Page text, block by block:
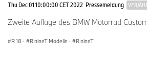
Tradition ziert auch Motor,
– eine Reminiszenz an die legendäre
Thu Dec 01 10:00:00 CET 2022 Pressemeldung
Zweite Auflage des BMW Motorrad
R 18 · R nineT Modelle · R nineT